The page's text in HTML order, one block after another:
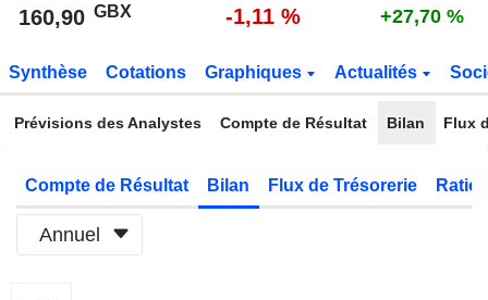
160,90 GBX -1,11 % +27,70 %
Synthèse Cotations Graphiques Actualités
Prévisions des Analystes Compte de Résultat Bilan Flux
Compte de Résultat Bilan Flux de Trésorerie
Annuel